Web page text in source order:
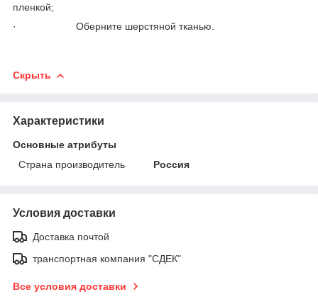
пленкой;
· Оберните шерстяной тканью.
Скрыть
Характеристики
Основные атрибуты
Страна производитель
Россия
Условия доставки
Доставка почтой
транспортная компания "СДЕК"
Все условия доставки